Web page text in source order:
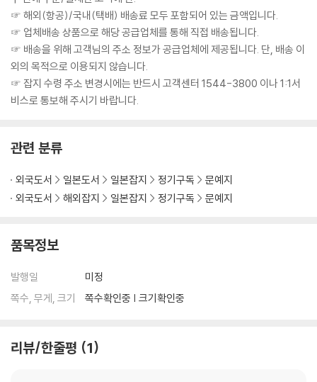
☞ 해외(항공)/국내(택배) 배송료 모두 포함되어 있는 금액입니다.
☞ 업체배송 상품으로 해당 공급업체를 통해 직접 배송됩니다.
☞ 배송을 위해 고객님의 주소 정보가 공급업체에 제공됩니다. 단, 배송 이
외의 목적으로 이용되지 않습니다.
☞ 잡지 수령 주소 변경시에는 반드시 고객센터 1544-3800 이나 1:1서
비스로 통보해 주시기 바랍니다.
관련 분류
외국도서 일본도서 일본잡지 정기구독
문예지
외국도서
해외잡지 일본잡지 정기구독 문예지
품목정보
발행일
미정
쪽수, 무게, 크기
쪽수확인중 | 크기확인중
리뷰/한줄평 1